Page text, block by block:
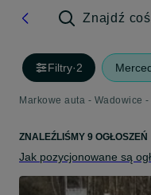
Znajdź
Filtry·2
ZNALEŹLIŚMY 9 OGŁOSZEŃ
Jak pozycjonowane są